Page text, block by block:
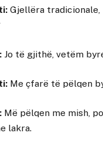
Gjellëra tradicionale,
Jo të gjithë, vetëm
Me çfarë të pëlqen
Më pëlqen me mish,
lakra.